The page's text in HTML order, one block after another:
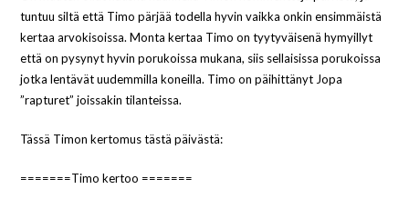
tuntuu siltä että Timo pärjää todella hyvin vaikka onkin ensimmäistä
kertaa arvokisoissa. Monta kertaa Timo on tyytyväisenä hymyillyt
että on pysynyt hyvin porukoissa mukana, siis sellaisissa porukoissa
jotka lentävät uudemmilla koneilla. Timo on päihittänyt Jopa
”rapturet” joissakin tilanteissa.
Tässä Timon kertomus tästä päivästä:
=======Timo kertoo =======